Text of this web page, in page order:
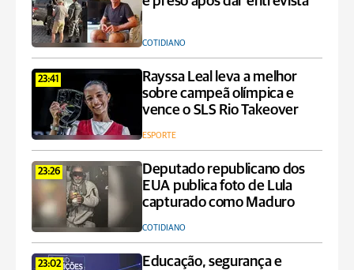
COTIDIANO
23:41
Rayssa Leal leva a melhor
sobre campeã olímpica e
vence o SLS Rio Takeover
ESPORTE
23:26
Deputado republicano dos
EUA publica foto de Lula
capturado como Maduro
COTIDIANO
23:02
Educação, segurança e